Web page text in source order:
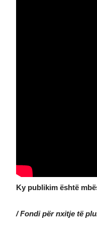
Ky publikim është
/ Fondi për nxitje të